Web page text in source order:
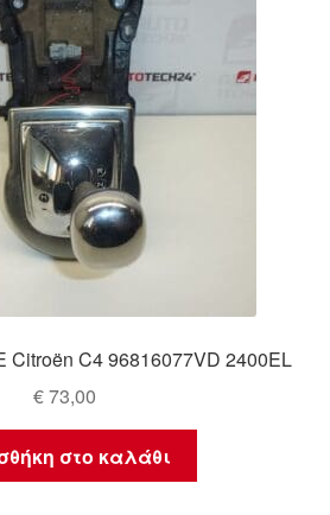
Citroën C4 96816077VD 2400EL
€73,00
στο καλάθι